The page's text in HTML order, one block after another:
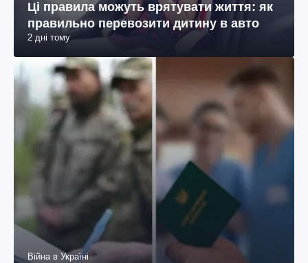
Ці правила можуть врятувати життя: як
правильно перевозити дитину в авто
2 дні тому
Війна в Україні